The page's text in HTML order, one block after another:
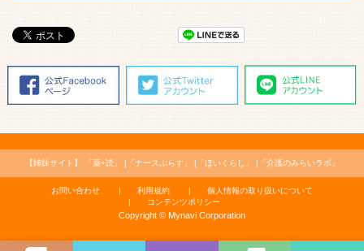
【姉妹サイト】 「薬+読」 「ナースぷらす」 「ほいくらし」 「介護のみらいラボ」
お問い合わせ 利用規約
個人情報の取り扱いについて
コンテンツポリシー
Copyright © Mynavi Corporation